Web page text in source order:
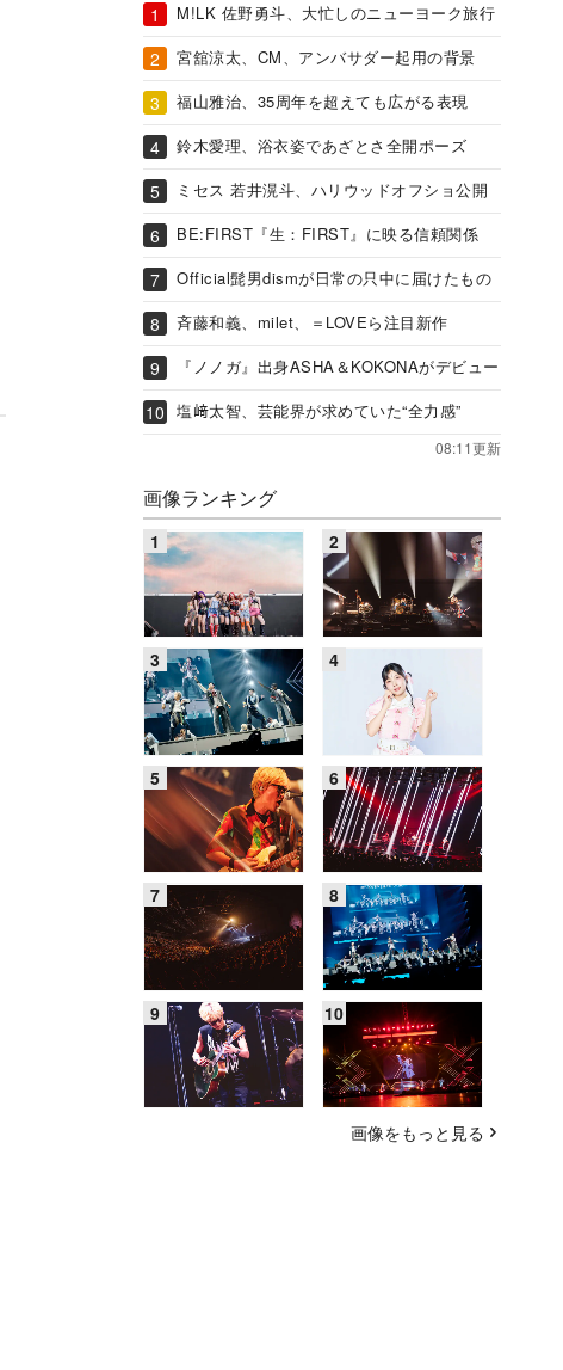
M!LK 佐野勇斗、大忙しのニューヨーク旅行
宮舘涼太、CM、アンバサダー起用の背景
福山雅治、35周年を超えても広がる表現
鈴木愛理、浴衣姿であざとさ全開ポーズ
ミセス 若井滉斗、ハリウッドオフショ公開
BE:FIRST『生：FIRST』に映る信頼関係
Official髭男dismが日常の只中に届けたもの
斉藤和義、milet、＝LOVEら注目新作
『ノノガ』出身ASHA＆KOKONAがデビュー
塩﨑太智、芸能界が求めていた“全力感”
08:11更新
画像ランキング
画像をもっと見る